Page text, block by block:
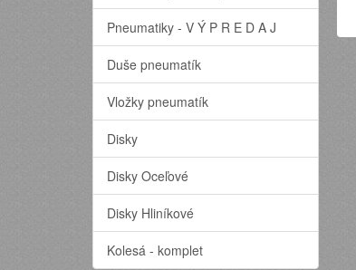
Pneumatiky - V Ý P R E D A J
Duše pneumatík
Vložky pneumatík
Disky
Disky Oceľové
Disky Hliníkové
Kolesá - komplet